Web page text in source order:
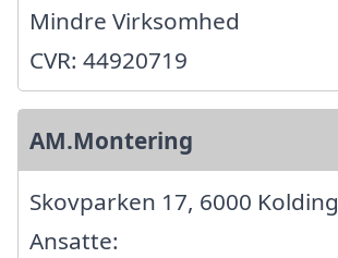
Mindre Virksomhed
CVR: 44920719
AM.Montering
Skovparken 17, 6000 Kolding
Ansatte: